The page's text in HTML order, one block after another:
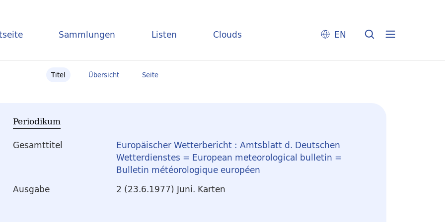
Sammlungen Listen Clouds EN
Titel Übersicht Seite
Periodikum
Gesamttitel
Europäischer Wetterbericht : Amtsblatt d. Deutschen
Wetterdienstes = European meteorological bulletin =
Bulletin météorologique européen
Ausgabe
2 (23.6.1977) Juni. Karten